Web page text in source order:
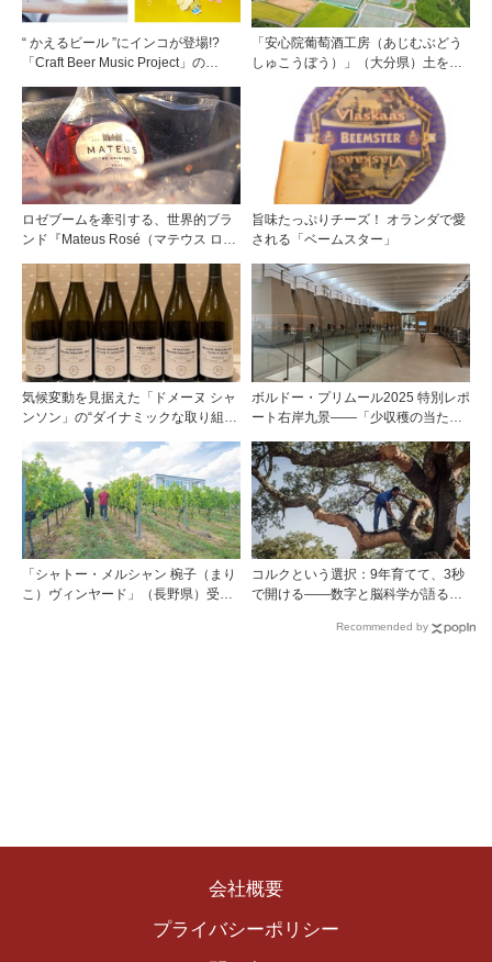
“ かえるビール ”にインコが登場!?
「Craft Beer Music Project」の
全国のローソン他で発売
「安心院葡萄酒工房（あじむぶどう
しゅこうぼう）」（大分県）土を作
ワインに実を結ぶ
ロゼブームを牽引する、世界的ブラ
ンド『Mateus Rosé（マテウス ロ
旨味たっぷりチーズ！ オランダで愛
される「ベームスター」
気候変動を見据えた「ドメーヌ シャ
ンソン」の“ダイナミックな取り組
ボルドー・プリムール2025 特別レポ
ート右岸九景――「少収穫の当たり
ンテミリオン 有力9シャトー訪問記
「シャトー・メルシャン 椀子（まり
こ）ヴィンヤード」（長野県）受け
コルクという選択：9年育てて、3秒
で開ける——数字と脳科学が語る栓
Recommended by
会社概要
プライバシーポリシー